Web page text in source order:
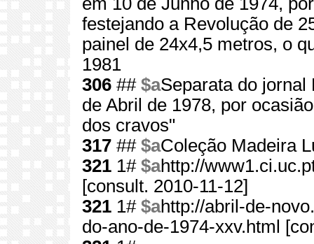
festejando a Revolução de
painel de 24x4,5 metros, o
1981
306 ## $aSeparata do jornal
de Abril de 1978, por
dos cravos"
317 ## $aColeção Madeira
321 1# $ahttp://
[consult. 2010-11-12]
321 1# $ahttp://abril-de-
do-ano-de-1974-xxv.html